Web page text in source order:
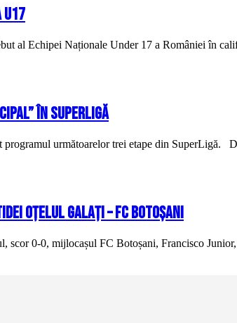
al Echipei Naționale Under 17 a României în
în SuperLigă
următoarelor trei etape din SuperLigă.
Oțelul Galați – FC Botoșani
0-0, mijlocașul FC Botoșani, Francisco